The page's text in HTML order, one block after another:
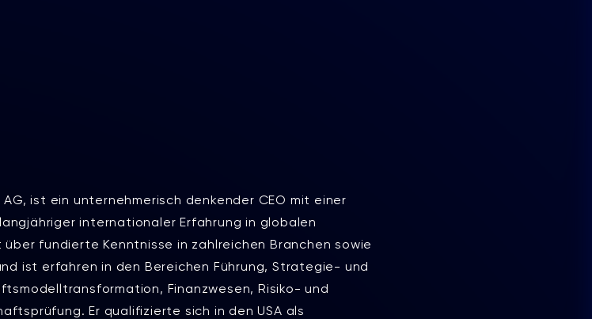
ist ein unternehmerisch denkender CEO mit einer
internationaler Erfahrung in globalen
fundierte Kenntnisse in zahlreichen Branchen sowie
ist erfahren in den Bereichen Führung, Strategie- und
Finanzwesen, Risiko- und
Er qualifizierte sich in den USA als